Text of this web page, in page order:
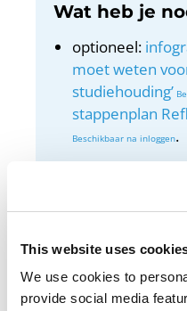
This website uses
We use cookies to
provide social media
Wat heb je
optioneel:
moet weten
studiehouding’
stappenplan
.
Bekijk de